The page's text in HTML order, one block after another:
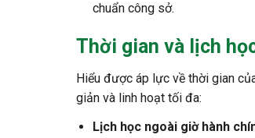
chuẩn công sở.
Thời gian và lịch
Hiểu được áp lực về thời gian
giản và linh hoạt tối đa:
Lịch học ngoài giờ hành